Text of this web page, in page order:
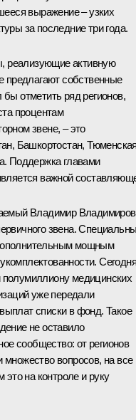
выражение – узких
за последние три года.
реализующие активную
предлагают собственные
отметить ряд регионов,
процентам
звене, – это
Башкортостан,
Поддержка главами
важной
Владимир
звена.
мощным
Сегодня
медицинских
уже передали
списки в фонд. Такое
не оставило
сообщество: от регионов
вопросов, на все
на контроле и руку